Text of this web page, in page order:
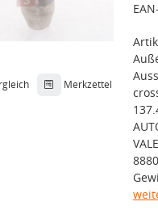
Merkzettel